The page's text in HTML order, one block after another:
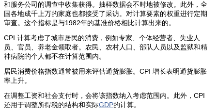
和服务公司的调查中收集获得。抽样数据会不时地被修改。此外，全
国各地成千上万的家庭也都接受了采访。对计算要素的权重进行定期
审查。这个指标是与1982年的基准价格相比计算出来的。
CPI 计算考虑了城市居民的消费，例如专家、个体经营者、失业人
员、官员、养老金领取者。农民、农村人口、部队人员以及监狱和精
神病院的个人都不在计算范围内。
居民消费价格指数通常被用来评估通货膨胀。CPI 增长表明通货膨胀
率上升。
在调整工资和社会支付时，会将该指数纳入考虑范围内。此外，CPI
还用于调整所得税的结构和实际GDP的计算。